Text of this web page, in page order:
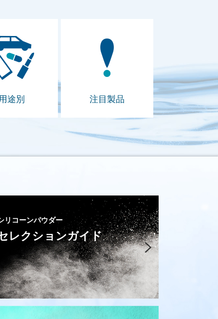
途別 注目製品
リコーンパウダー
レクションガイド